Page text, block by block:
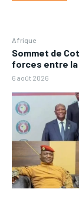
Afrique
Sommet de
forces entre la
6 août 2026